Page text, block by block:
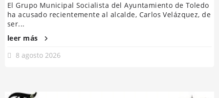
El Grupo Municipal Socialista del Ayuntamiento de Toledo
ha acusado recientemente al alcalde, Carlos Velázquez, de
ser...
leer más
8 agosto 2026